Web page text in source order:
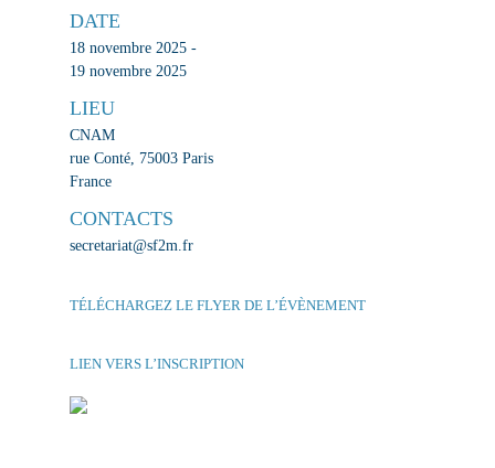
DATE
18 novembre 2025 -
19 novembre 2025
LIEU
CNAM
rue Conté, 75003 Paris
France
CONTACTS
secretariat@sf2m.fr
TÉLÉCHARGEZ LE FLYER DE L’ÉVÈNEMENT
LIEN VERS L’INSCRIPTION